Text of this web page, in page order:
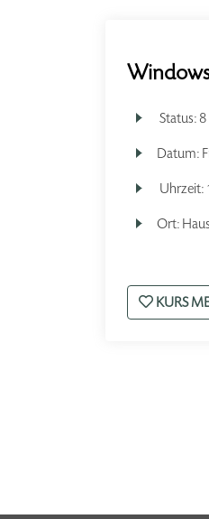
Status:
Datum:
Uhrzeit:
Ort:
KURS